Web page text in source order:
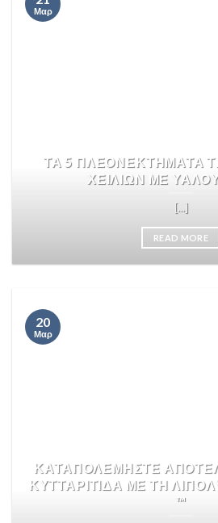
ΤΑ 5 ΠΛΕΟΝΕΚΤΗΜΑΤΑ
ΧΕΙΛΙΩΝ ΜΕ
[...]
READ MORE
Μαρ
ΚΑΤΑΠΟΛΕΜΗΣΤΕ
ΚΥΤΤΑΡΙΤΙΔΑ ΜΕ ΤΗ
™
20
Μαρ